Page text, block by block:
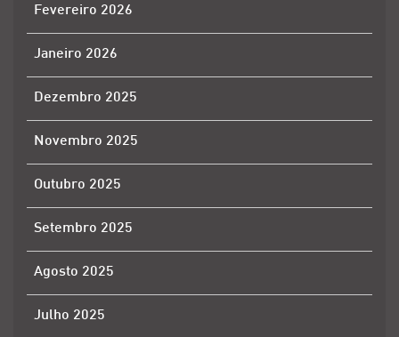
Fevereiro 2026
Janeiro 2026
Dezembro 2025
Novembro 2025
Outubro 2025
Setembro 2025
Agosto 2025
Julho 2025